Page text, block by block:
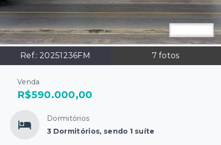
Ref.: 20251236FM 7 fotos
Venda
R$590.000,00
Dormitórios
3 Dormitórios, sendo 1 suíte